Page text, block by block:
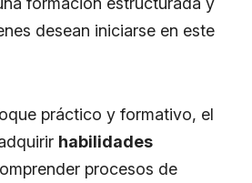
desean iniciarse en este
práctico y formativo, el
habilidades
procesos de